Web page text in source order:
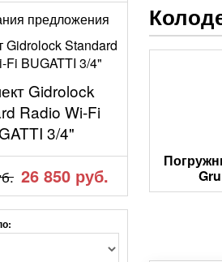
предложения
Gidrolock
Radio Wi-Fi
3/4"
26 850 руб.